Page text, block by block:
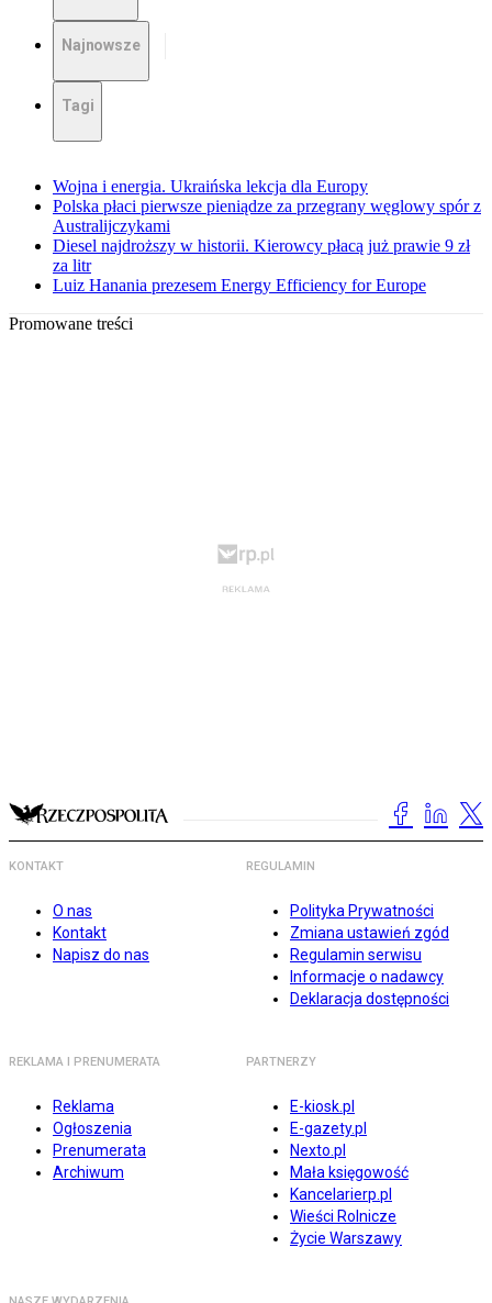
Najnowsze
Tagi
Wojna i energia. Ukraińska lekcja dla Europy
Polska płaci pierwsze pieniądze za przegrany węglowy spór z
Australijczykami
Diesel najdroższy w historii. Kierowcy płacą już prawie 9 zł
za litr
Luiz Hanania prezesem Energy Efficiency for Europe
Promowane treści
KONTAKT
O nas
Kontakt
Napisz do nas
REGULAMIN
Polityka Prywatności
Zmiana ustawień zgód
Regulamin serwisu
Informacje o nadawcy
Deklaracja dostępności
REKLAMA I PRENUMERATA
Reklama
Ogłoszenia
Prenumerata
Archiwum
PARTNERZY
E-kiosk.pl
E-gazety.pl
Nexto.pl
Mała księgowość
Kancelarierp.pl
Wieści Rolnicze
Życie Warszawy